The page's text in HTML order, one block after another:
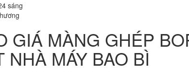
sáng
GIÁ MÀNG GHÉP
NHÀ MÁY BAO BÌ